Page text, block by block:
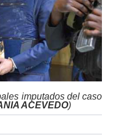
imputados del caso
ACEVEDO)